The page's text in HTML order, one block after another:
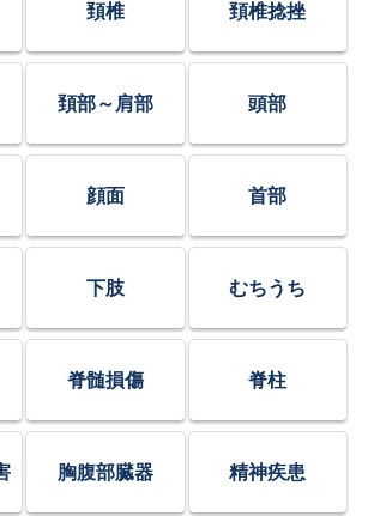
頚椎 頚椎捻挫
頚部～肩部 頭部
顔面 首部
下肢 むちうち
脊髄損傷 脊柱
胸腹部臓器 精神疾患